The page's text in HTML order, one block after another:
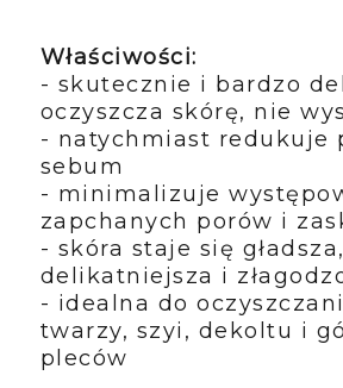
Właściwości:
- skutecznie i bardzo
oczyszcza skórę, nie
- natychmiast redukuje
sebum
- minimalizuje
zapchanych porów i
- skóra staje się gładsza,
delikatniejsza i
- idealna do
twarzy, szyi, dekoltu i
pleców